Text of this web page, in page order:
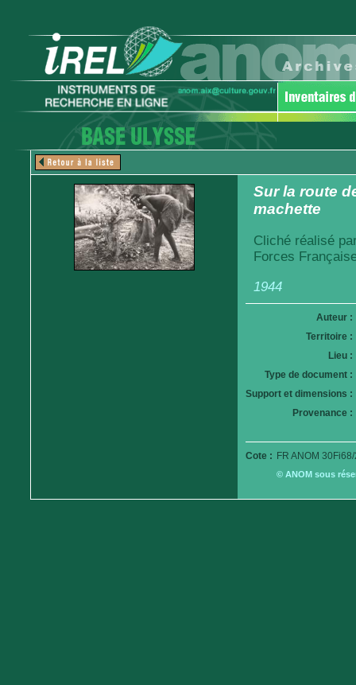
Sur la route
machette
Cliché réalisé
Forces
1944
Auteur :
Territoire :
Lieu :
Type de document :
Support et dimensions :
Provenance :
Cote : FR ANOM
© ANOM sous